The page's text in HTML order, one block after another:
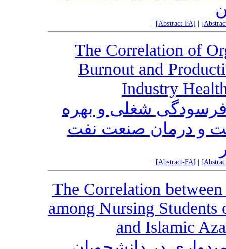
[Abstract-FA]
The Correlation of
Burnout and
Industry
شغلی و بهره
و درمان صنعت نفت
[Abstract-FA]
The Correlation
among Nursing
and Islamic